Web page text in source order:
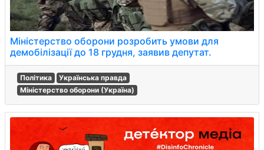
Міністерство оборони розробить умови для
демобілізації до 18 грудня, заявив депутат.
Політика
Українська правда
Міністерство оборони (Україна)